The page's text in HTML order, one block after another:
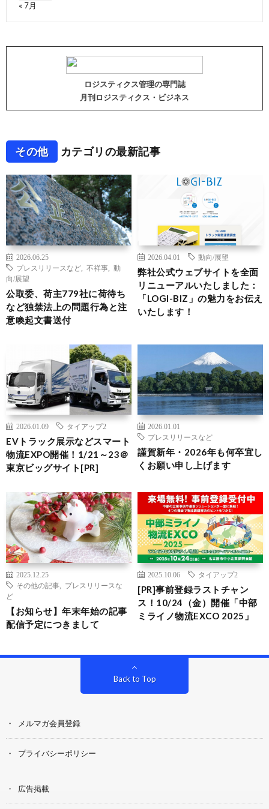
« 7月
ロジスティクス管理の専門誌
月刊ロジスティクス・ビジネス
その他 カテゴリの最新記事
2026.06.25
プレスリリースなど
不祥事
動
向/展望
公取委、荷主779社に荷待ち
など独禁法上の問題行為と注
意喚起文書送付
2026.04.01 動向/展望
弊社公式ウェブサイトを全面
リニューアルいたしました：
「LOGI-BIZ」の魅力をお伝え
いたします！
2026.01.09 タイアップ2
EVトラック展示などスマート
物流EXPO開催！1/21～23＠
東京ビッグサイト[PR]
2026.01.01
プレスリリースなど
謹賀新年・2026年も何卒宜し
くお願い申し上げます
2025.12.25
その他の記事
プレスリリースな
ど
【お知らせ】年末年始の記事
配信予定につきまして
2025.10.06 タイアップ2
[PR]事前登録ラストチャン
ス！10/24（金）開催「中部
ミライノ物流EXCO 2025」
Back to Top
メルマガ会員登録
プライバシーポリシー
広告掲載